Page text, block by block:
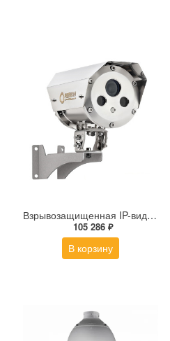
Взрывозащищенная IP-видеокамера Релион Релион-Exd-Н-100-ИК-IP5Мп2.7-13.5Z-PoE-SD-МК-TR
105 286 ₽
В корзину